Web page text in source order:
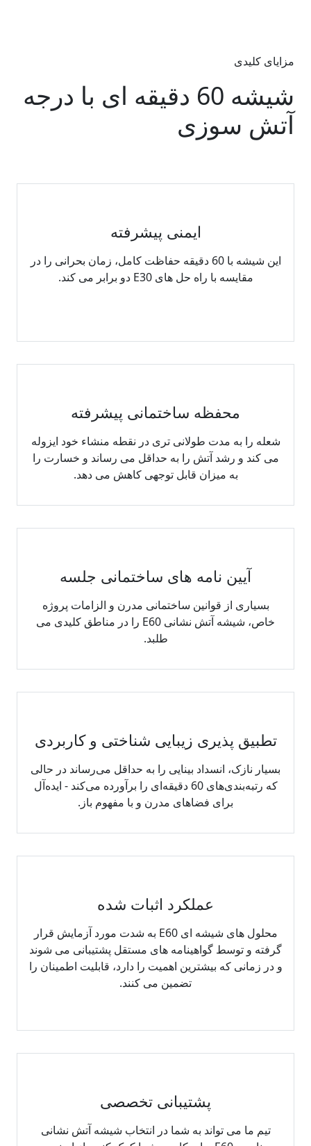
مزایای کلیدی
شیشه 60 دقیقه ای با درجه
آتش سوزی
ایمنی پیشرفته
این شیشه با 60 دقیقه حفاظت کامل، زمان بحرانی را در
مقایسه با راه حل های E30 دو برابر می کند.
محفظه ساختمانی پیشرفته
شعله را به مدت طولانی تری در نقطه منشاء خود ایزوله
می کند و رشد آتش را به حداقل می رساند و خسارت را
به میزان قابل توجهی کاهش می دهد.
آیین نامه های ساختمانی جلسه
بسیاری از قوانین ساختمانی مدرن و الزامات پروژه
خاص، شیشه آتش نشانی E60 را در مناطق کلیدی می
طلبد.
تطبیق پذیری زیبایی شناختی و کاربردی
بسیار نازک، انسداد بینایی را به حداقل می‌رساند در حالی
که رتبه‌بندی‌های 60 دقیقه‌ای را برآورده می‌کند - ایده‌آل
برای فضاهای مدرن و با مفهوم باز.
عملکرد اثبات شده
محلول های شیشه ای E60 به شدت مورد آزمایش قرار
گرفته و توسط گواهینامه های مستقل پشتیبانی می شوند
و در زمانی که بیشترین اهمیت را دارد، قابلیت اطمینان را
تضمین می کنند.
پشتیبانی تخصصی
تیم ما می تواند به شما در انتخاب شیشه آتش نشانی